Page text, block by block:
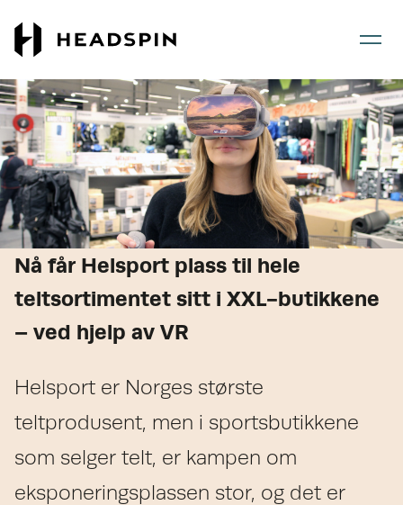
Gå
forsiden
Nå får Helsport plass til hele
teltsortimentet sitt i XXL-butikkene
– ved hjelp av VR
Helsport er Norges største
teltprodusent, men i sportsbutikkene
som selger telt, er kampen om
eksponeringsplassen stor, og det er